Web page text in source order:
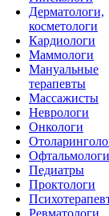
Дерматологи,
косметологи
Кардиологи
Маммологи
Мануальные
терапевты
Массажисты
Неврологи
Онкологи
Офтальмологи
Педиатры
Проктологи
Ревматологи